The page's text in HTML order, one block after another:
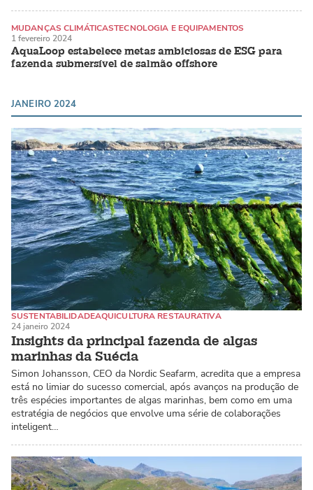
AquaLoop estabelece metas ambiciosas de ESG para
fazenda submersível de salmão offshore
MUDANÇAS CLIMÁTICASTECNOLOGIA E EQUIPAMENTOS
SALMÃO ATLÂNTICO
1 fevereiro 2024
JANEIRO 2024
Insights da principal fazenda de algas
marinhas da Suécia
SUSTENTABILIDADEAQUICULTURA RESTAURATIVA
ALGAS MARINHAS / MACROALGAS
24 janeiro 2024
Simon Johansson, CEO da Nordic Seafarm, acredita que a empresa
está no limiar do sucesso comercial, após avanços na produção de
três espécies importantes de algas marinhas, bem como em uma
estratégia de negócios que envolve uma série de colaborações
inteligent…